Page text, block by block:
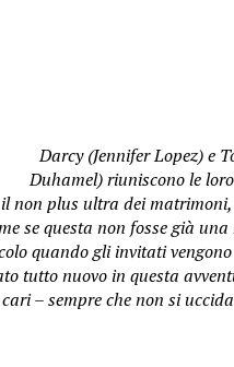
Darcy (Jennifer Lopez) e
Duhamel) riuniscono le
non plus ultra dei
se questa non fosse già
quando gli invitati
tutto nuovo in questa
– sempre che non si